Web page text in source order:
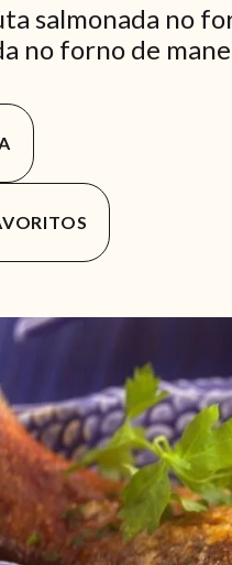
salmonada no
no forno de